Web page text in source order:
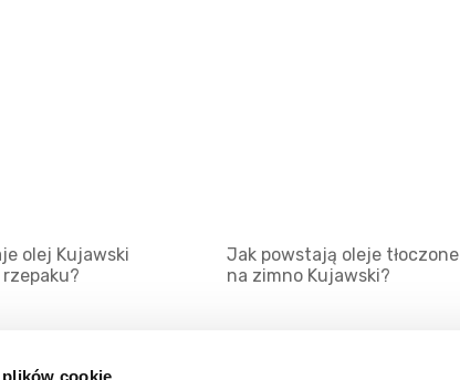
cookie
olej Kujawski
Jak powstają oleje tłoczone
na zimno Kujawski?